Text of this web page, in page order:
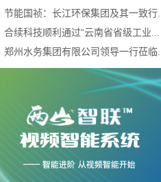
节能国祯：长江环保集团及其一致行...
合续科技顺利通过“云南省省级工业...
郑州水务集团有限公司领导一行莅临...